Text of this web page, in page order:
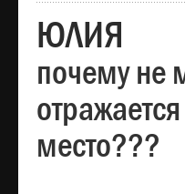
ЮЛИЯ
почему не
место???